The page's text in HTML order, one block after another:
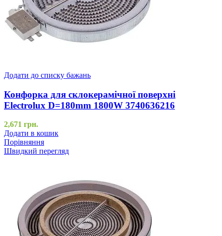
Додати до списку бажань
Конфорка для склокерамічної поверхні
Electrolux D=180mm 1800W 3740636216
2,671 грн.
Додати в кошик
Порівняння
Швидкий перегляд